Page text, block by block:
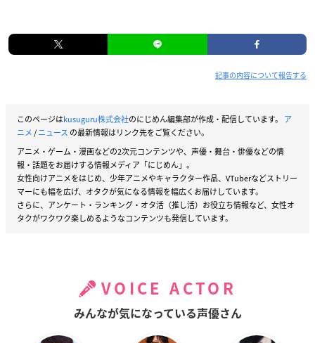
記事の内容について報告する
このページはkusuguru株式会社のにじめん編集部が作成・配信しています。 ア
ニメ/ニュース の最新情報はリンク先をご覧ください。
アニメ・ゲーム・漫画などの2次元コンテンツや、声優・舞台・俳優などの情
報・話題をお届けする情報メディア「にじめん」。
女性向けアニメをはじめ、少年アニメやキャラクター作品、VTuberなどストリー
マーにも幅を広げ、オタクが気になる情報を幅広くお届けしています。
さらに、アンケート・ランキング・オタ活（推し活）お役立ち情報など、女性オ
タクがワクワク楽しめるようなコンテンツも発信しています。
VOICE ACTOR
みんなが気になっている声優さん